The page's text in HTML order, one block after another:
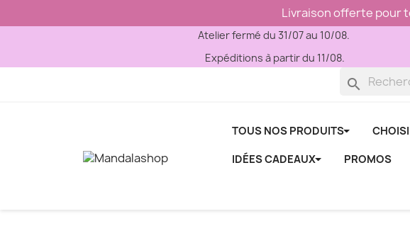
Livraison offerte pour
Atelier fermé du 31/07 au 10/08.
Expéditions à partir du 11/08.
search
TOUS NOS PRODUITS
IDÉES CADEAUX
PROMOS